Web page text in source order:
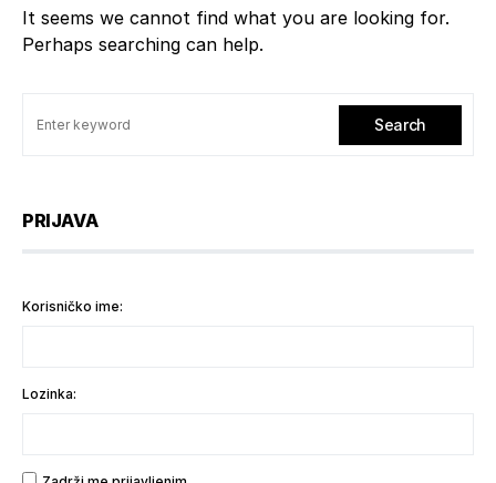
It seems we cannot find what you are looking for.
Perhaps searching can help.
Search
PRIJAVA
Korisničko ime:
Lozinka: